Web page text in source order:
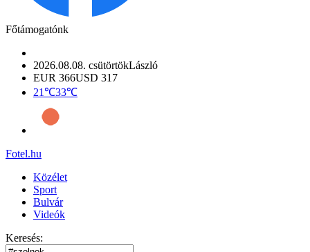
Főtámogatónk
2026.08.08. csütörtökLászló
EUR 366USD 317
21℃33℃
Fotel.hu
Közélet
Sport
Bulvár
Videók
Keresés: